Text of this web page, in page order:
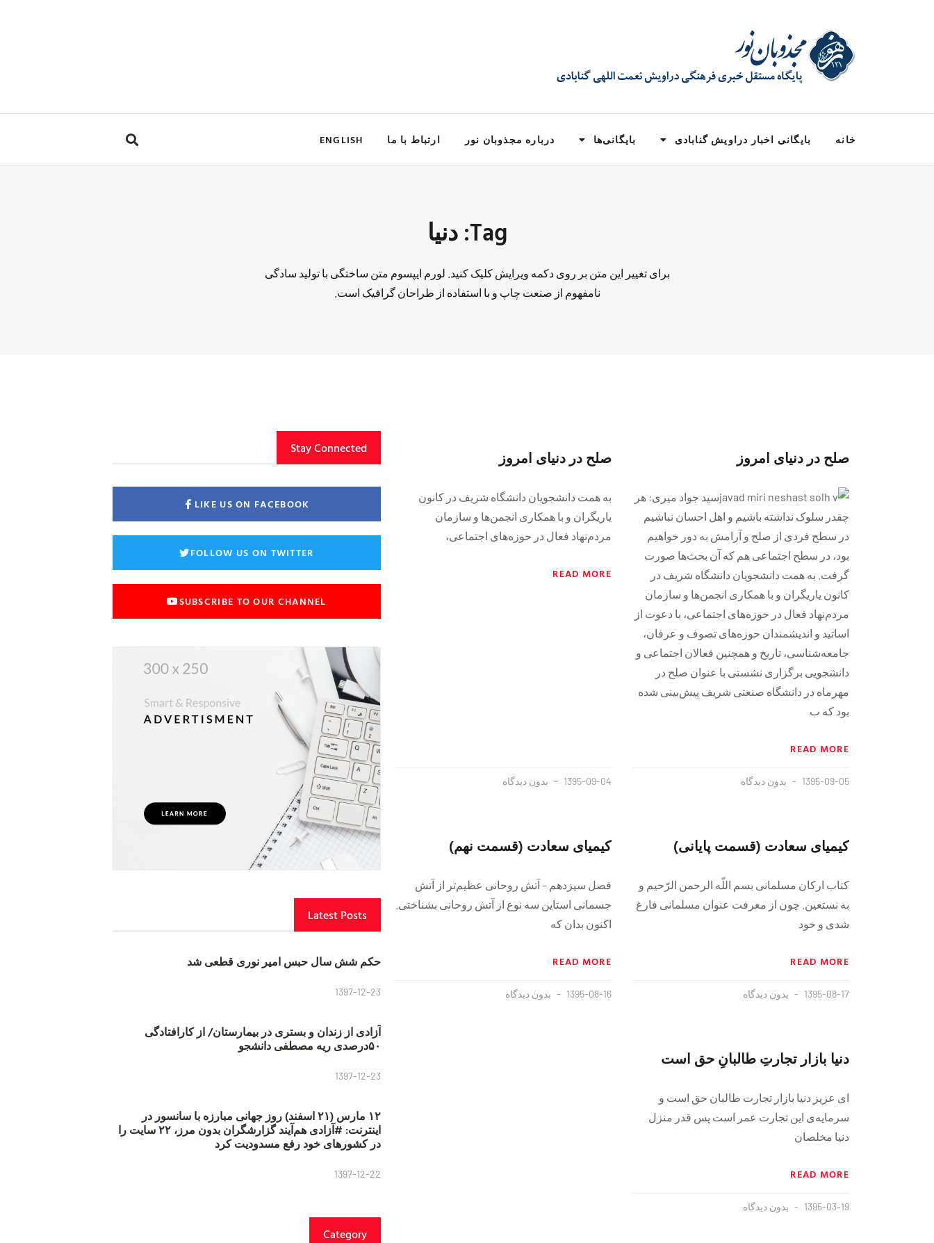
خانه بایگانی اخبار دراویش گنابادی بایگانی‌ها درباره مجذوبان نور ارتباط با ما ENGLISH
Tag: دنيا
برای تغییر این متن بر روی دکمه ویرایش کلیک کنید. لورم ایپسوم متن ساختگی با تولید سادگی
نامفهوم از صنعت چاپ و با استفاده از طراحان گرافیک است.
صلح در دنياى امروز
سيد جواد ميرى: هر
چقدر سلوک نداشته باشیم و اهل احسان نباشیم
در سطح فردی از صلح و آرامش به دور خواهیم
بود، در سطح اجتماعی هم که آن بحث‌ها صورت
گرفت. به همت دانشجويان دانشگاه شريف در
كانون ياريگران و با همكارى انجمن‌ها و سازمان
مردم‌نهاد فعال در حوزه‌هاى اجتماعى، با دعوت از
اساتيد و انديشمندان حوزه‌هاى تصوف و عرفان،
جامعه‌شناسى، تاريخ و همچنين فعالان اجتماعى و
دانشجويى برگزارى نشستى با عنوان صلح در
مهرماه در دانشگاه صنعتى شريف پيش‌بينى شده
بود كه ب
READ MORE
1395-09-05 بدون دیدگاه
صلح در دنياى امروز
به همت دانشجويان دانشگاه شريف در كانون
ياريگران و با همكارى انجمن‌ها و سازمان
مردم‌نهاد فعال در حوزه‌هاى اجتماعى،
READ MORE
1395-09-04 بدون دیدگاه
کیمیاى سعادت (قسمت پایانی)
كتاب اركان مسلمانى‏ بسم اللّه الرحمن الرّحيم و
به نستعين. چون از معرفت عنوان مسلمانى فارغ
شدى و خود
READ MORE
1395-08-17 بدون دیدگاه
کیمیاى سعادت (قسمت نهم)
فصل سيزدهم – آتش روحانى عظيم‌‏تر از آتش
جسمانى است‏اين سه نوع از آتش روحانى بشناختى.
اكنون بدان كه
READ MORE
1395-08-16 بدون دیدگاه
دنيا بازار تجارتِ طالبانِ حق است‏
اى عزيز دنيا بازار تجارت طالبان حق است و
سرمايه‌ی اين تجارت عمر است پس قدر منزل
دنيا مخلصان
READ MORE
1395-03-19 بدون دیدگاه
Stay Connected
LIKE US ON FACEBOOK
FOLLOW US ON TWITTER
SUBSCRIBE TO OUR CHANNEL
Latest Posts
حکم شش سال حبس امیر نوری قطعی شد
1397-12-23
آزادی از زندان و بستری در بیمارستان/ از کارافتادگی
۵۰درصدی ریه مصطفی دانشجو
1397-12-23
۱۲ مارس (۲۱ اسفند) روز جهانی مبارزه با سانسور در
اینترنت: #آزادی هم‌آیند گزارشگران‌ بدون مرز، ۲۲ سایت را
در کشورهای خود رفع مسدودیت کرد
1397-12-22
Category